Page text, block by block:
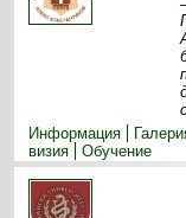
Информация
визия
Обучение